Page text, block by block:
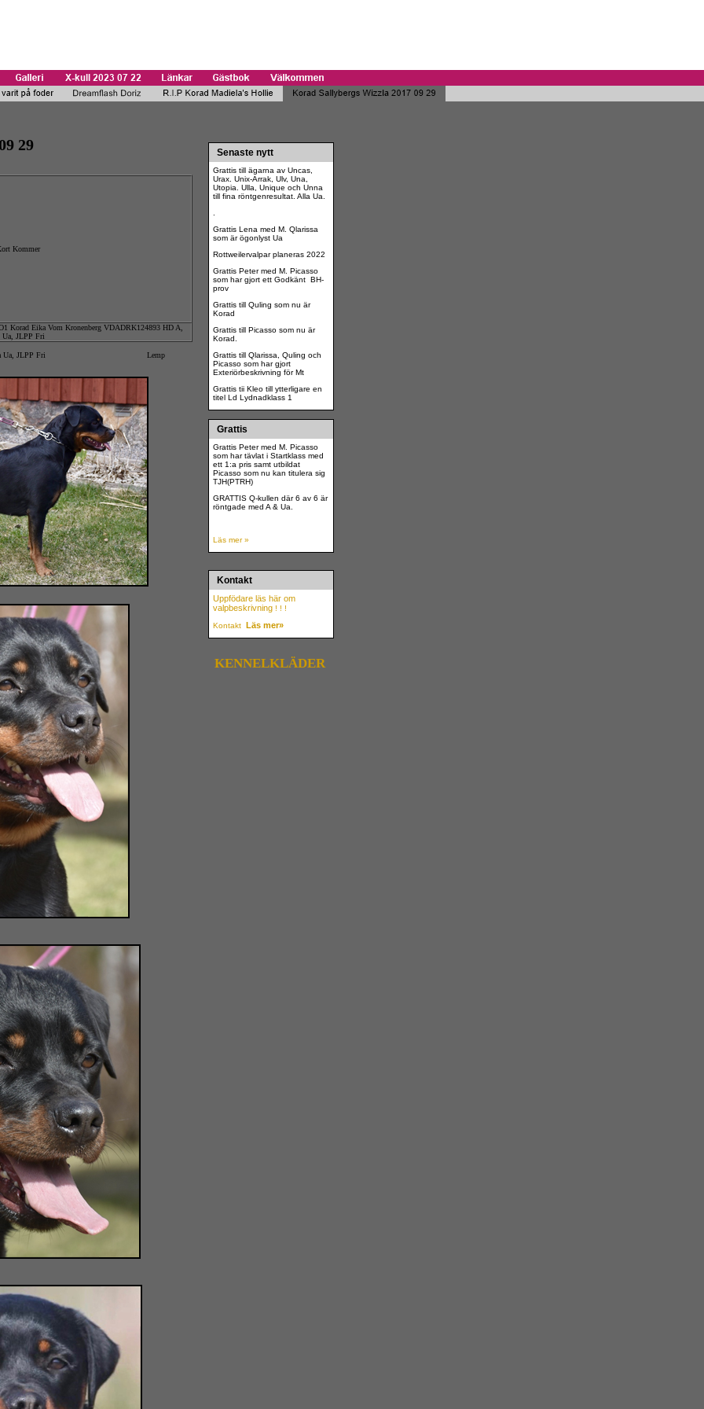
29
Kommer
Korad Eika Vom Kronenberg VDADRK124893 HD A,
Ua, JLPP Fri
C ED Ua, Öga Ua, JLPP Fri Lemp
Senaste nytt
Grattis till ägarna av Uncas,
Urax. Unix-Arrak, Ulv, Una,
Utopia. Ulla, Unique och Unna
till fina röntgenresultat. Alla Ua.
Grattis Lena med M. Qlarissa
som är ögonlyst Ua
Rottweilervalpar planeras 2022
Grattis Peter med M. Picasso
som har gjort ett Godkänt BH-
prov
Grattis till Quling som nu är
Korad
Grattis till Picasso som nu är
Korad.
Grattis till Qlarissa, Quling och
Picasso som har gjort
Exteriörbeskrivning för Mt
Grattis tii Kleo till ytterligare en
titel Ld Lydnadklass 1
Grattis
Grattis Peter med M. Picasso
som har tävlat i Startklass med
ett 1:a pris samt utbildat
Picasso som nu kan titulera sig
TJH(PTRH)
GRATTIS Q-kullen där 6 av 6 är
röntgade med A & Ua.
Läs mer »
Kontakt
Uppfödare läs här om
valpbeskrivning ! ! !
Kontakt Läs mer»
KENNELKLÄDER